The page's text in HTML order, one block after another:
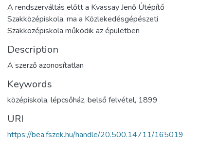
A rendszerváltás előtt a Kvassay Jenő Útépítő
Szakközépiskola, ma a Közlekedésgépészeti
Szakközépiskola működik az épületben
Description
A szerző azonosítatlan
Keywords
középiskola, lépcsőház, belső felvétel, 1899
URI
https://bea.fszek.hu/handle/20.500.14711/165019